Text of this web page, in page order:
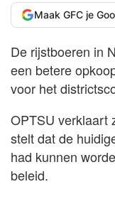
Maak GFC je
De rijstboeren in
een betere
voor het
OPTSU verklaart
stelt dat de
had kunnen
beleid.